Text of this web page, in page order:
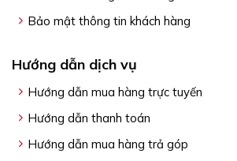
Bảo mật thông tin khách hàng
Hướng dẫn dịch vụ
Hướng dẫn mua hàng trực tuyến
Hướng dẫn thanh toán
Hướng dẫn mua hàng trả góp